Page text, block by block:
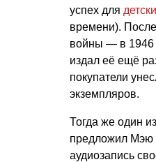
успех для
времени).
войны — в 1946
издал её ещё
покупатели
экземпляров.
Тогда же один
предложил Мэю
аудиозапись